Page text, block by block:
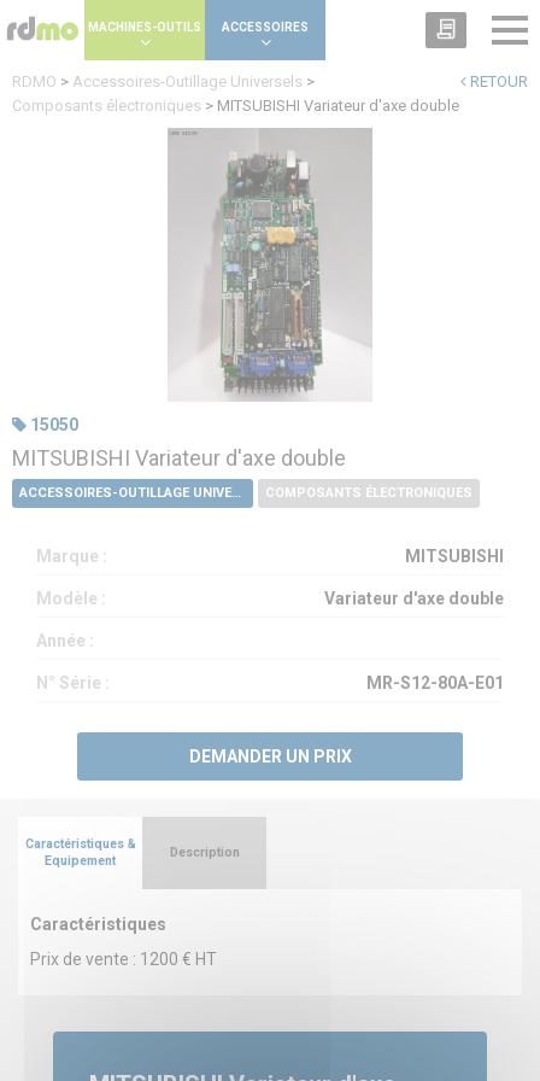
MACHINES-OUTILS ACCESSOIRES
RETOUR
RDMO > Accessoires-Outillage Universels >
Composants électroniques > MITSUBISHI Variateur d'axe double
15050
MITSUBISHI Variateur d'axe double
ACCESSOIRES-OUTILLAGE UNIVERSELS COMPOSANTS ÉLECTRONIQUES
Marque : MITSUBISHI
Modèle : Variateur d'axe double
Année :
N° Série : MR-S12-80A-E01
DEMANDER UN PRIX
Caractéristiques &
Equipement
Caractéristiques
Prix de vente : 1200 € HT
Description